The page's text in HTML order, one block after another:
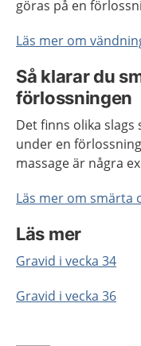
göras på en
Läs mer om
Så klarar du
förlossningen
Det finns olika
under en
massage är några
Läs mer om smärta
Läs mer
Gravid i vecka 34
Gravid i vecka 36